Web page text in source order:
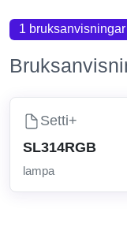
produktens
1
Setti+
SL314RGB
lampa